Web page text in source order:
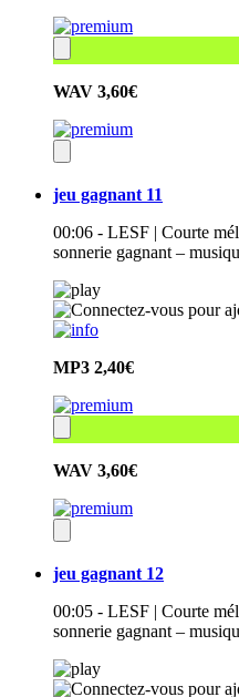
WAV 3,60€
jeu gagnant 11
00:06 - LESF | Courte
sonnerie gagnant –
MP3 2,40€
WAV 3,60€
jeu gagnant 12
00:05 - LESF | Courte
sonnerie gagnant –